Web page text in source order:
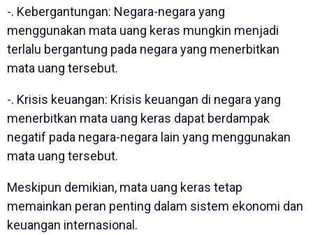
-. Kebergantungan: Negara-negara yang
menggunakan mata uang keras mungkin menjadi
terlalu bergantung pada negara yang menerbitkan
mata uang tersebut.
-. Krisis keuangan: Krisis keuangan di negara yang
menerbitkan mata uang keras dapat berdampak
negatif pada negara-negara lain yang menggunakan
mata uang tersebut.
Meskipun demikian, mata uang keras tetap
memainkan peran penting dalam sistem ekonomi dan
keuangan internasional.